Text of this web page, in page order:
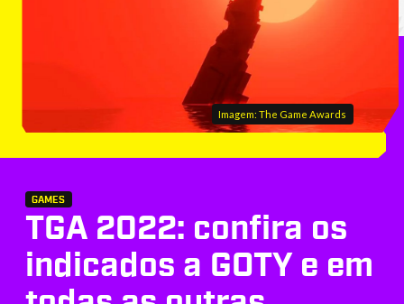
Imagem: The Game Awards
GAMES
TGA 2022: confira os
indicados a GOTY e em